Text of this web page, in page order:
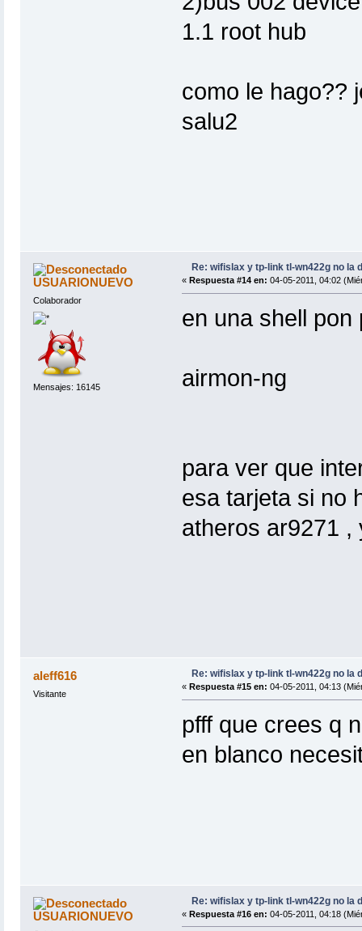
1.1 root hub
como le hago??
salu2
USUARIONUEVO
Colaborador
Mensajes: 16145
Re: wifislax y tp-link tl-wn422g no la
« Respuesta #14 en: 04-05-2011, 04:02
en una shell pon
airmon-ng
para ver que
esa tarjeta si no
atheros ar9271 ,
aleff616
Visitante
Re: wifislax y tp-link tl-wn422g no la
« Respuesta #15 en: 04-05-2011, 04:13
pfff que crees q
en blanco
USUARIONUEVO
Re: wifislax y tp-link tl-wn422g no la
« Respuesta #16 en: 04-05-2011, 04:18